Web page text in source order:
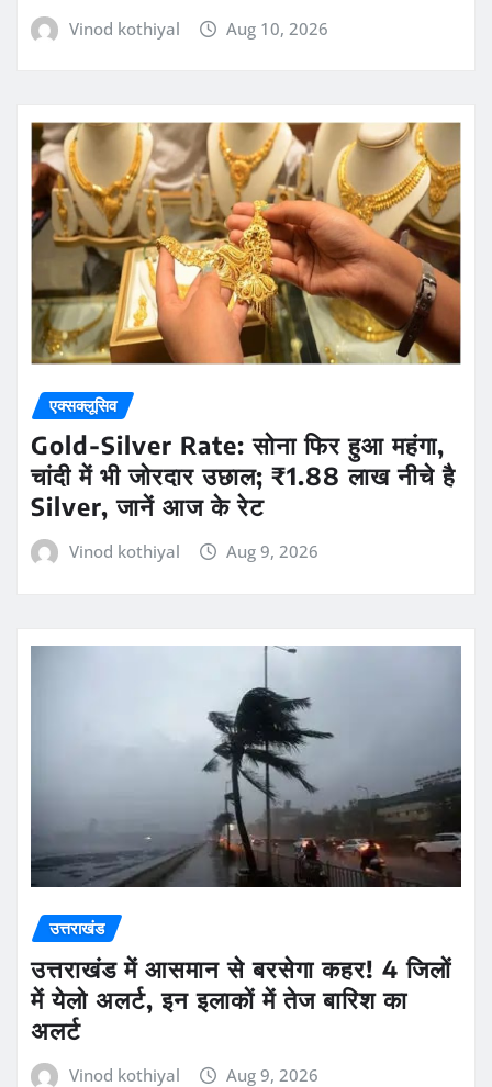
Vinod kothiyal Aug 10, 2026
एक्सक्लूसिव
Gold-Silver Rate: सोना फिर हुआ महंगा,
चांदी में भी जोरदार उछाल; ₹1.88 लाख नीचे है
Silver, जानें आज के रेट
Vinod kothiyal Aug 9, 2026
उत्तराखंड
उत्तराखंड में आसमान से बरसेगा कहर! 4 जिलों
में येलो अलर्ट, इन इलाकों में तेज बारिश का
अलर्ट
Vinod kothiyal Aug 9, 2026